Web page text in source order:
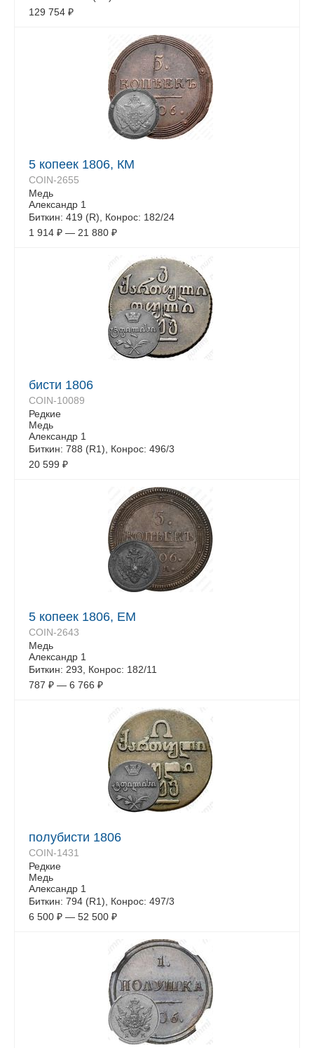
129 754 ₽
5 копеек 1806, КМ
COIN-2655
Медь
Александр 1
Биткин: 419 (R), Конрос: 182/24
1 914 ₽ — 21 880 ₽
бисти 1806
COIN-10089
Редкие
Медь
Александр 1
Биткин: 788 (R1), Конрос: 496/3
20 599 ₽
5 копеек 1806, ЕМ
COIN-2643
Медь
Александр 1
Биткин: 293, Конрос: 182/11
787 ₽ — 6 766 ₽
полубисти 1806
COIN-1431
Редкие
Медь
Александр 1
Биткин: 794 (R1), Конрос: 497/3
6 500 ₽ — 52 500 ₽